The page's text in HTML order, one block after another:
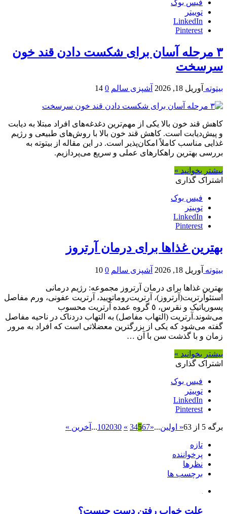
فیس بوک
توییتر
LinkedIn
Pinterest
۳ مرحله آسان برای شکست دادن قند خون
سرسخت
بیتوته آوریل 18, 2026 آشپزی سالم 0
14
کاهش قند خون بالا یکی از مهم‌ترین دغدغه‌های افراد مبتلا به دیابت
و پیش‌دیابت است. کاهش قند خون بالا با روش‌های طبیعی و رژیم
غذایی مناسب کاملاً امکان‌پذیر است. در این مقاله از بیتوته به
بررسی بهترین راهکارهای عملی و سریع می‌پردازیم.
بیشتر بخوانید »
اشتراک گذاری
فیس بوک
توییتر
LinkedIn
Pinterest
بهترین غذاها برای درمان آرتروز
بیتوته آوریل 18, 2026 آشپزی سالم 0
10
بهترین غذاها برای درمان آرتروز مجموعه: رژیم درمانی
استئوآرتریت(آرتروز)، آرتریت‌روماتویید، آرتریت عفونی، ورم مفاصل
پسوریاتیک و نقرس، ٥ گروه عمده آرتریت محسوب
می‌شوند.آرتریت (التهاب مفاصل) به التهاب دردناک در ناحیه مفاصل
گفته می‌شود که یکی از بزرگترین معضلاتی است که افراد به مرور
زمان و با گذشت سن با آن …
بیشتر بخوانید »
اشتراک گذاری
فیس بوک
توییتر
LinkedIn
Pinterest
برگه 5 از 63 « اولین...
«
34567
»
102030
... آخرین »
تازه
پرخواننده
نظرها
برچسب ها
علت خواب رفتن دست چیست؟